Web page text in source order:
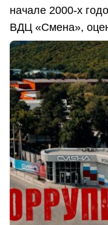
начале 2000-х
ВДЦ «Смена»,